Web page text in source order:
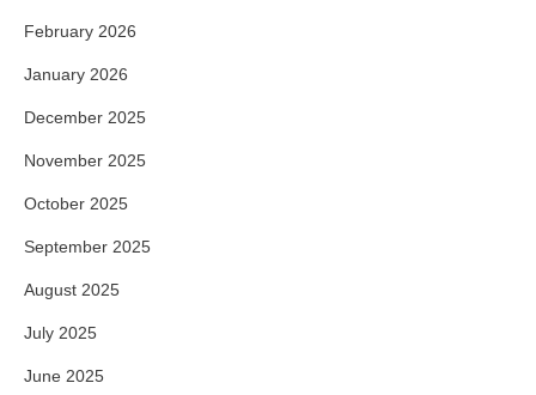
February 2026
January 2026
December 2025
November 2025
October 2025
September 2025
August 2025
July 2025
June 2025